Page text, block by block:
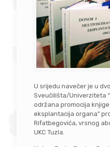
U srijedu navečer je u
Sveučilišta/Univerziteta
održana promocija
eksplantacija organa”
Rifatbegovića, vrsnog
UKC Tuzla.